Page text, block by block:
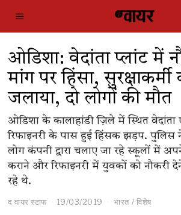
ओडिशा: वेदांता प्लांट में
मांग पर हिंसा, सुरक्षाकर्मी
जलाया, दो लोगों की मौत
ओडिशा के कालाहांडी ज़िले में स्थित वेदांता
रिफाइनरी के पास हुई हिंसक झड़प. पुलिस
लोग कंपनी द्वारा चलाए जा रहे स्कूलों में
कराने और रिफाइनरी में युवकों को नौकरी
रहे थे.
द वायर स्टाफ 19/03/2019 भारत / विशेष